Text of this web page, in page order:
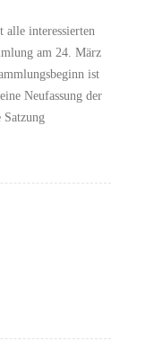
alle interessierten
am 24. März
ist
Neufassung der
Satzung